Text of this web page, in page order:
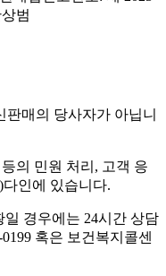
범
매의 당사자가 아닙니
의 민원 처리, 고객 응
인에 있습니다.
경우에는 24시간 상담
혹은 보건복지콜센